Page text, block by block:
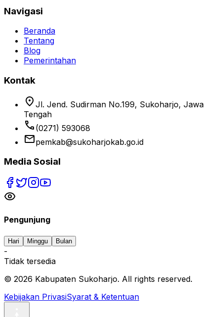
Navigasi
Beranda
Tentang
Blog
Pemerintahan
Kontak
location_on Jl. Jend. Sudirman No.199, Sukoharjo, Jawa
Tengah
phone (0271) 593068
emailpemkab@sukoharjokab.go.id
Media Sosial
Pengunjung
Hari Minggu Bulan
-
Tidak tersedia
© 2026 Kabupaten Sukoharjo. All rights reserved.
Kebijakan PrivasiSyarat & Ketentuan